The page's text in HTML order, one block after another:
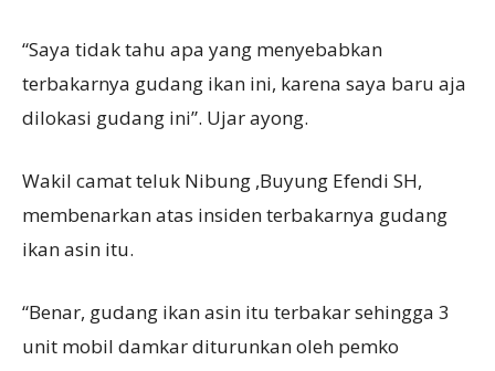
“Saya tidak tahu apa yang menyebabkan
terbakarnya gudang ikan ini, karena saya baru aja
dilokasi gudang ini”. Ujar ayong.
Wakil camat teluk Nibung ,Buyung Efendi SH,
membenarkan atas insiden terbakarnya gudang
ikan asin itu.
“Benar, gudang ikan asin itu terbakar sehingga 3
unit mobil damkar diturunkan oleh pemko